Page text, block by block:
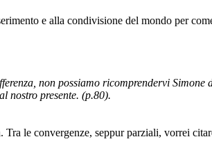
e alla condivisione del mondo per
non possiamo ricomprendervi Simone
nostro presente. (p.80).
Tra le convergenze, seppur parziali, vorrei